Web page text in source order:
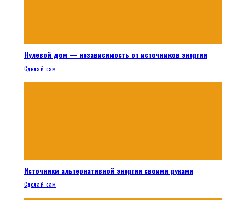
Нулевой дом — независимость от источников энергии
Сделай сам
Источники альтернативной энергии своими руками
Сделай сам